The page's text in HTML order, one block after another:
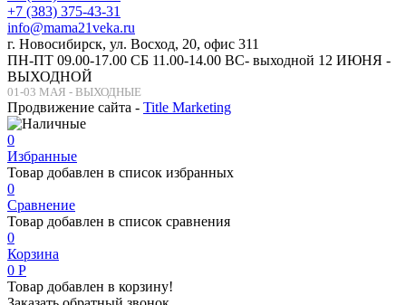
+7 (383) 375-43-31
info@mama21veka.ru
г. Новосибирск, ул. Восход, 20, офис 311
ПН-ПТ 09.00-17.00 СБ 11.00-14.00 ВС- выходной 12 ИЮНЯ -
ВЫХОДНОЙ
01-03 МАЯ - ВЫХОДНЫЕ
Продвижение сайта - Title Marketing
0
Избранные
Товар добавлен в список избранных
0
Сравнение
Товар добавлен в список сравнения
0
Корзина
0 Р
Товар добавлен в корзину!